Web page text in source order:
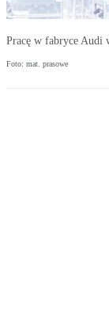
Pracę w fabryce Audi
Foto: mat. prasowe